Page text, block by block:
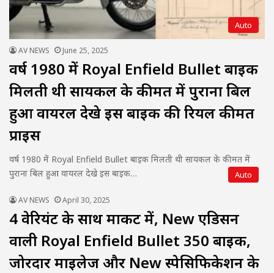
Auto
AV NEWS June 25, 2025
वर्ष 1980 में Royal Enfield Bullet बाइक
मिलती थी सायकल के कीमत में पुराना बिल
हुआ वायरल देखे इस बाइक की रियल कीमत
प्राइस
वर्ष 1980 में Royal Enfield Bullet बाइक मिलती थी सायकल के कीमत में
पुराना बिल हुआ वायरल देखे इस बाइक…
Auto
AV NEWS April 30, 2025
4 वेरियंट के साथ मार्केट में, New एडिसन
वाली Royal Enfield Bullet 350 बाइक,
जोरदार माइलेज और New स्पेसिफिकेशन के